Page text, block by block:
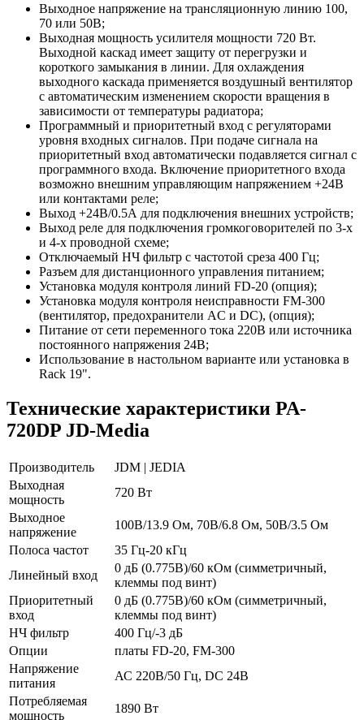
Выходное напряжение на трансляционную линию 100,
70 или 50В;
Выходная мощность усилителя мощности 720 Вт.
Выходной каскад имеет защиту от перегрузки и
короткого замыкания в линии. Для охлаждения
выходного каскада применяется воздушный вентилятор
с автоматическим изменением скорости вращения в
зависимости от температуры радиатора;
Программный и приоритетный вход с регуляторами
уровня входных сигналов. При подаче сигнала на
приоритетный вход автоматически подавляется сигнал с
программного входа. Включение приоритетного входа
возможно внешним управляющим напряжением +24В
или контактами реле;
Выход +24В/0.5А для подключения внешних устройств;
Выход реле для подключения громкоговорителей по 3-х
и 4-х проводной схеме;
Отключаемый НЧ фильтр с частотой среза 400 Гц;
Разъем для дистанционного управления питанием;
Установка модуля контроля линий FD-20 (опция);
Установка модуля контроля неисправности FM-300
(вентилятор, предохранители AC и DC), (опция);
Питание от сети переменного тока 220В или источника
постоянного напряжения 24В;
Использование в настольном варианте или установка в
Rack 19".
Технические характеристики PA-
720DP JD-Media
Производитель
JDM | JEDIA
Выходная
мощность
720 Вт
Выходное
напряжение
100В/13.9 Ом, 70В/6.8 Ом, 50В/3.5 Ом
Полоса частот
35 Гц-20 кГц
Линейный вход
0 дБ (0.775В)/60 кОм (симметричный,
клеммы под винт)
Приоритетный
вход
0 дБ (0.775В)/60 кОм (симметричный,
клеммы под винт)
НЧ фильтр
400 Гц/-3 дБ
Опции
платы FD-20, FM-300
Напряжение
питания
АС 220В/50 Гц, DC 24В
Потребляемая
мощность
1890 Вт